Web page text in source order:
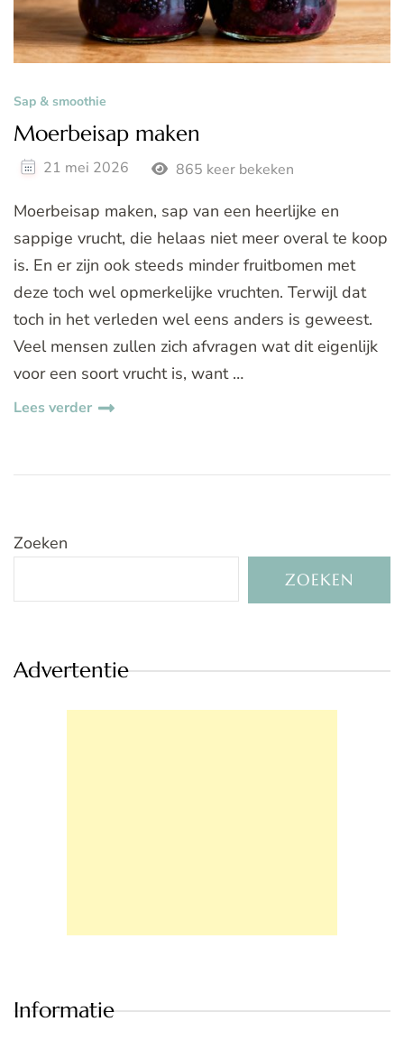
Sap & smoothie
Moerbeisap maken
21 mei 2026 865 keer bekeken
Moerbeisap maken, sap van een heerlijke en
sappige vrucht, die helaas niet meer overal te koop
is. En er zijn ook steeds minder fruitbomen met
deze toch wel opmerkelijke vruchten. Terwijl dat
toch in het verleden wel eens anders is geweest.
Veel mensen zullen zich afvragen wat dit eigenlijk
voor een soort vrucht is, want …
Lees verder
Zoeken
ZOEKEN
Advertentie
Informatie